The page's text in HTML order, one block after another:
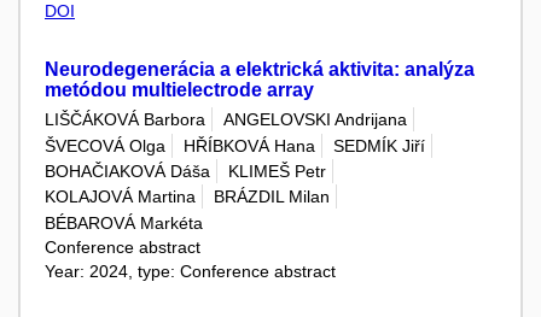
DOI
Neurodegenerácia a elektrická aktivita: analýza
metódou multielectrode array
LIŠČÁKOVÁ Barbora
ANGELOVSKI Andrijana
ŠVECOVÁ Olga
HŘÍBKOVÁ Hana
SEDMÍK Jiří
BOHAČIAKOVÁ Dáša
KLIMEŠ Petr
KOLAJOVÁ Martina
BRÁZDIL Milan
BÉBAROVÁ Markéta
Conference abstract
Year: 2024, type: Conference abstract